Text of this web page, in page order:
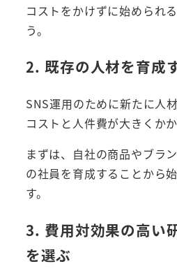
コストをかけずに始められ
う。
2. 既存の人材を育成
SNS運用のために新たに人
コストと人件費が大きくかか
まずは、自社の商品やブラ
の社員を育成することから
す。
3. 費用対効果の高い
を選ぶ